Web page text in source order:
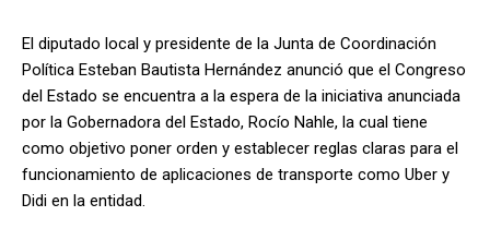
El diputado local y presidente de la Junta de Coordinación
Política Esteban Bautista Hernández anunció que el Congreso
del Estado se encuentra a la espera de la iniciativa anunciada
por la Gobernadora del Estado, Rocío Nahle, la cual tiene
como objetivo poner orden y establecer reglas claras para el
funcionamiento de aplicaciones de transporte como Uber y
Didi en la entidad.